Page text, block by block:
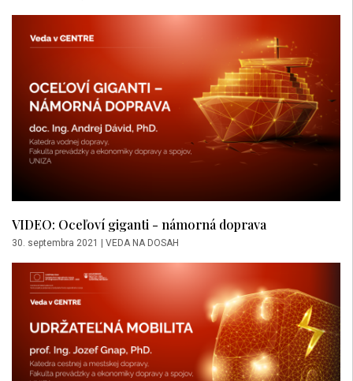
VIDEO: Oceľoví giganti - námorná doprava
30. septembra 2021 VEDA NA DOSAH